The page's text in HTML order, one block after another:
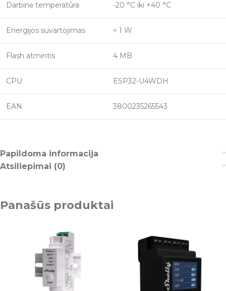
Darbinė temperatūra -20 °C iki +40 °C
Energijos suvartojimas < 1 W
Flash atmintis 4 MB
CPU ESP32-U4WDH
EAN 3800235265543
Papildoma informacija
Atsiliepimai (0)
Panašūs produktai